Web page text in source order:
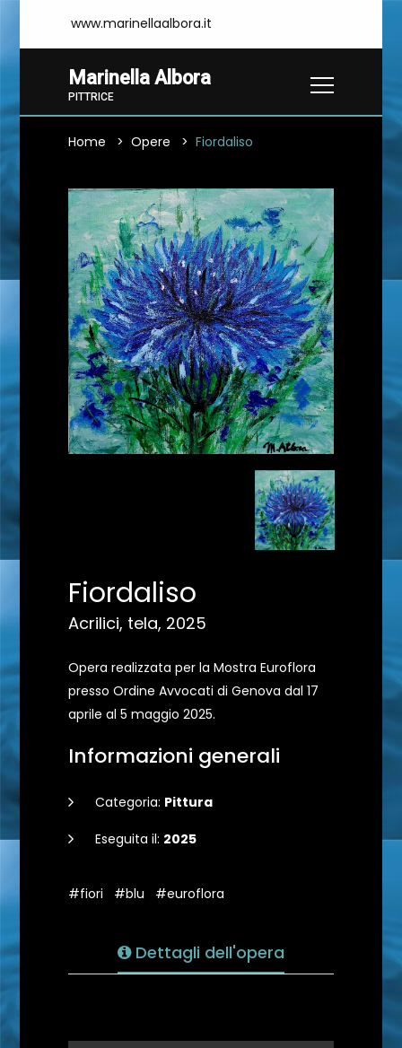
www.marinellaalbora.it
Marinella Albora
PITTRICE
Home Opere Fiordaliso
Fiordaliso
Acrilici, tela, 2025
Opera realizzata per la Mostra Euroflora
presso Ordine Avvocati di Genova dal 17
aprile al 5 maggio 2025.
Informazioni generali
Categoria: Pittura
Eseguita il: 2025
#fiori #blu #euroflora
Dettagli dell'opera